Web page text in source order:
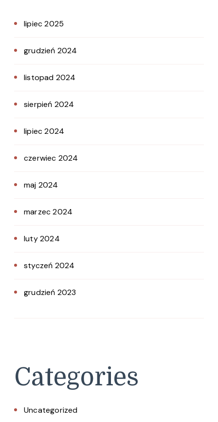
lipiec 2025
grudzień 2024
listopad 2024
sierpień 2024
lipiec 2024
czerwiec 2024
maj 2024
marzec 2024
luty 2024
styczeń 2024
grudzień 2023
Categories
Uncategorized